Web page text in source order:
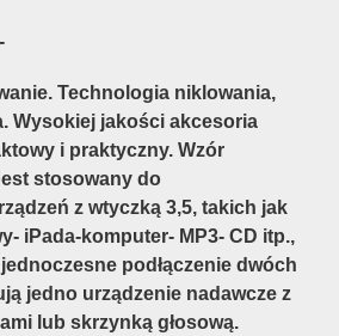
Technologia niklowania,
Wysokiej jakości akcesoria
i praktyczny. Wzór
stosowany do
z wtyczką 3,5, takich jak
iPada-komputer- MP3- CD itp.,
podłączenie dwóch
jedno urządzenie nadawcze z
lub skrzynką głosową.